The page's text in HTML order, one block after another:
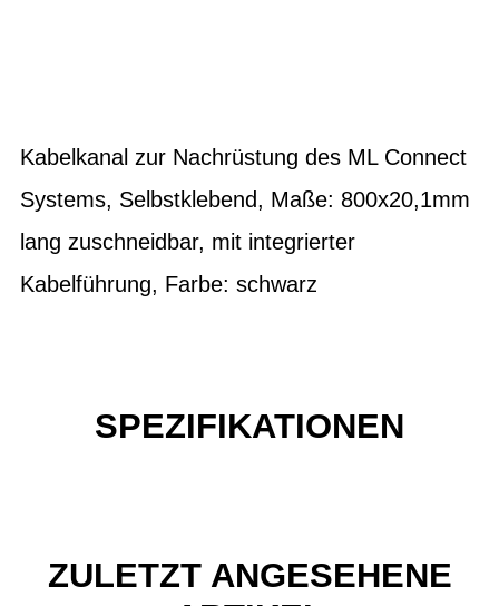
Kabelkanal zur Nachrüstung des ML Connect
Systems, Selbstklebend, Maße: 800x20,1mm
lang zuschneidbar, mit integrierter
Kabelführung, Farbe: schwarz
SPEZIFIKATIONEN
ZULETZT ANGESEHENE